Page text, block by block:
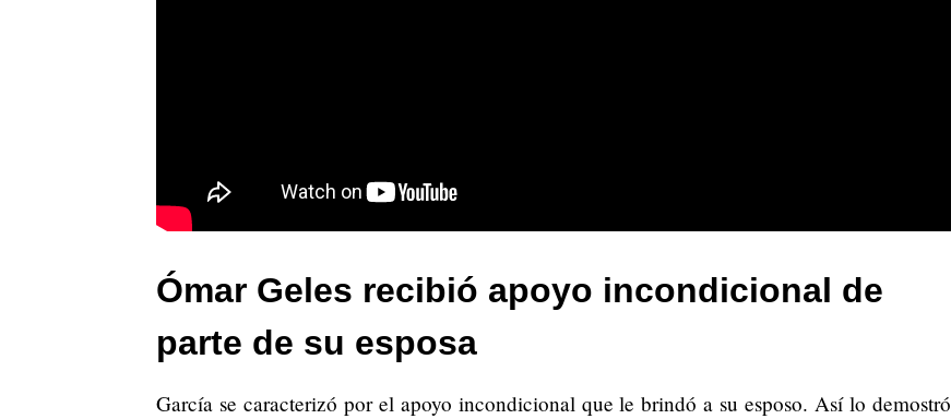
Ómar Geles recibió apoyo incondicional de
parte de su esposa
García se caracterizó por el apoyo incondicional que le brindó a su esposo. Así lo demostró